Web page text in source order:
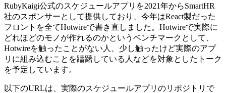
RubyKaigi公式のスケジュールアプリを2021年からSmartHR
社のスポンサーとして提供しており、今年はReact製だった
フロントを全てHotwireで書き直しました。Hotwireで実際に
どれほどのモノが作れるのかというベンチマークとして、
Hotwireを触ったことがない人、少し触ったけど実際のアプ
リに組み込むことを躊躇している人などを対象としたトーク
を予定しています。
以下のURLは、実際のスケジュールアプリのリポジトリで